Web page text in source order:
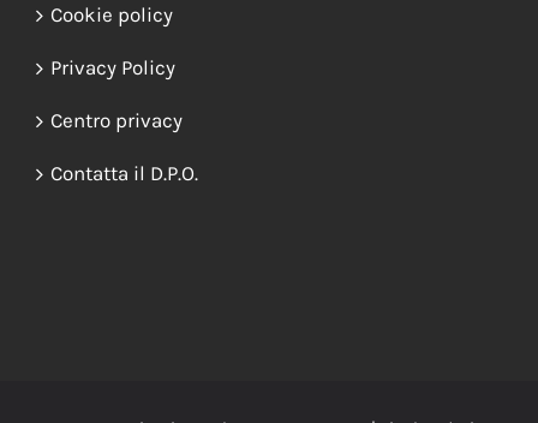
Cookie policy
Privacy Policy
Centro privacy
Contatta il D.P.O.